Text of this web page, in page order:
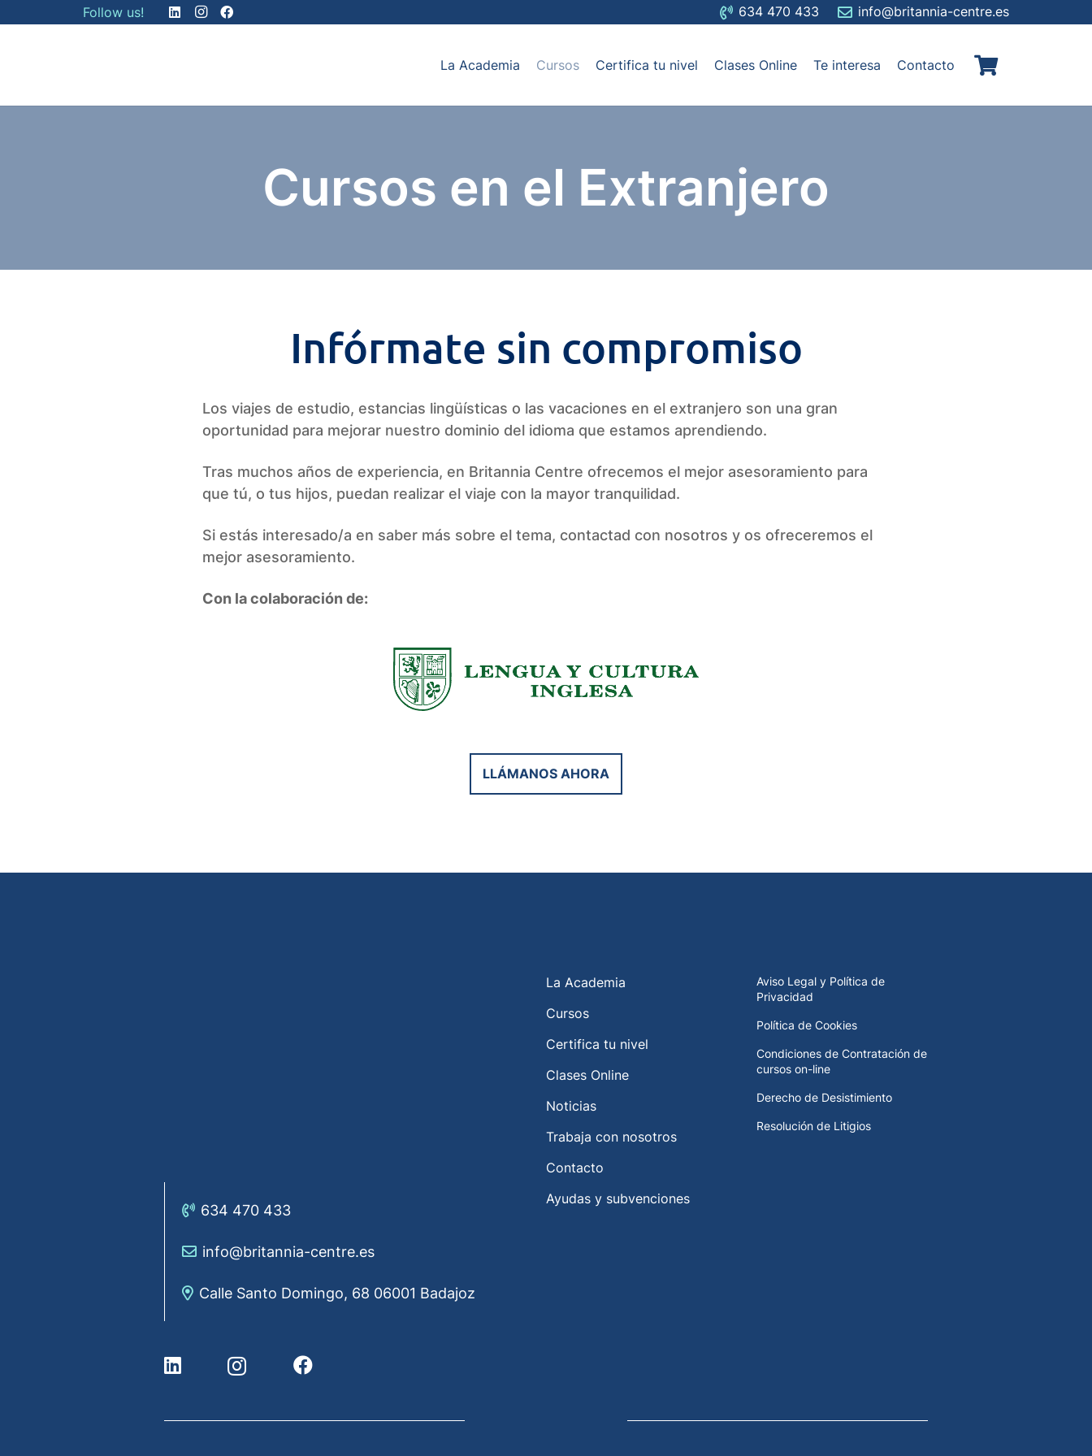
Follow us! 634 470 433 info@britannia-centre.es
La Academia Cursos Certifica tu nivel Clases Online Te interesa Contacto
Cursos en el Extranjero
Infórmate sin compromiso
Los viajes de estudio, estancias lingüísticas o las vacaciones en el extranjero son una gran
oportunidad para mejorar nuestro dominio del idioma que estamos aprendiendo.
Tras muchos años de experiencia, en Britannia Centre ofrecemos el mejor asesoramiento para
que tú, o tus hijos, puedan realizar el viaje con la mayor tranquilidad.
Si estás interesado/a en saber más sobre el tema, contactad con nosotros y os ofreceremos el
mejor asesoramiento.
Con la colaboración de:
LLÁMANOS AHORA
634 470 433
info@britannia-centre.es
Calle Santo Domingo, 68 06001 Badajoz
La Academia
Cursos
Certifica tu nivel
Clases Online
Noticias
Trabaja con nosotros
Contacto
Ayudas y subvenciones
Aviso Legal y Política de
Privacidad
Política de Cookies
Condiciones de Contratación de
cursos on-line
Derecho de Desistimiento
Resolución de Litigios